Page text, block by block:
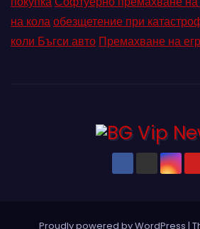
на колаобезщетение при
коли Бъгси авто Премахване на
Proudly powered by WordPress |